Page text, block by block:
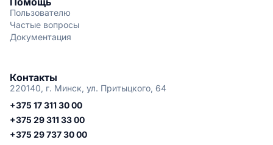
Пользователю
Частые вопросы
Документация
Контакты
220140, г. Минск, ул. Притыцкого, 64
+375 17 311 30 00
+375 29 311 33 00
+375 29 737 30 00